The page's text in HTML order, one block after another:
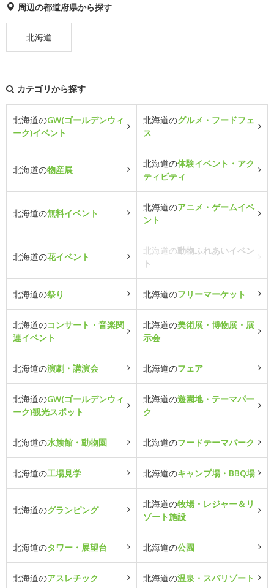
周辺の都道府県から探す
北海道
カテゴリから探す
北海道のGW(ゴールデンウィ
ーク)イベント
北海道のグルメ・フードフェ
ス
北海道の物産展
北海道の体験イベント・アク
ティビティ
北海道の無料イベント
北海道のアニメ・ゲームイベ
ント
北海道の花イベント
北海道の動物ふれあいイベン
ト
北海道の祭り 北海道のフリーマーケット
北海道のコンサート・音楽関
連イベント
北海道の美術展・博物展・展
示会
北海道の演劇・講演会 北海道のフェア
北海道のGW(ゴールデンウィ
ーク)観光スポット
北海道の遊園地・テーマパー
ク
北海道の水族館・動物園 北海道のフードテーマパーク
北海道の工場見学 北海道のキャンプ場・BBQ場
北海道のグランピング
北海道の牧場・レジャー＆リ
ゾート施設
北海道のタワー・展望台 北海道の公園
北海道のアスレチック 北海道の温泉・スパリゾート